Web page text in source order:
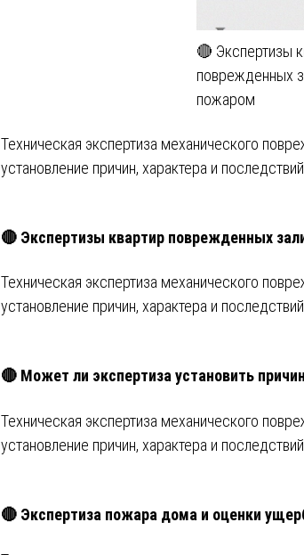
🔴 Экспертизы
поврежденных
пожаром
Техническая экспертиза механического
установление причин, характера и последствий…
🔴 Экспертизы квартир поврежденных
Техническая экспертиза механического
установление причин, характера и
🔴 Может ли экспертиза установить
Техническая экспертиза механического
установление причин, характера и
🔴 Экспертиза пожара дома и оценки